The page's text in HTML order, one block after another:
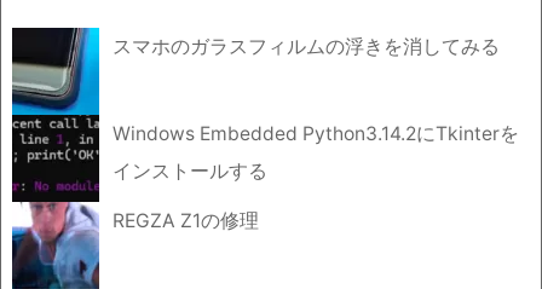
スマホのガラスフィルムの浮きを消してみる
Windows Embedded Python3.14.2にTkinterを
インストールする
REGZA Z1の修理